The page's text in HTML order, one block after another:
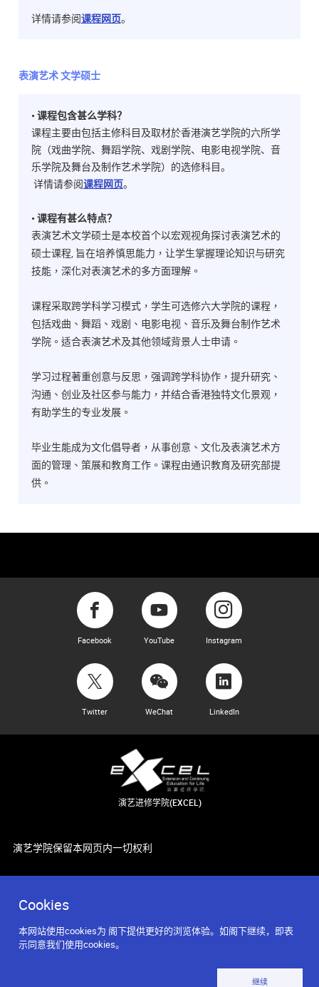
Cookies
本网站使用cookies为 阁下提供更好的浏览体验。如阁下继续，即表
示同意我们使用cookies。
继续
详情请参阅课程网页。
表演艺术 文学硕士
• 课程包含甚么学科？
课程主要由包括主修科目及取材於香港演艺学院的六所学
院（戏曲学院、舞蹈学院、戏剧学院、电影电视学院、音
乐学院及舞台及制作艺术学院）的选修科目。
详情请参阅课程网页。
• 课程有甚么特点？
表演艺术文学硕士是本校首个以宏观视角探讨表演艺术的
硕士课程, 旨在培养慎思能力，让学生掌握理论知识与研究
技能，深化对表演艺术的多方面理解。
课程采取跨学科学习模式，学生可选修六大学院的课程，
包括戏曲、舞蹈、戏剧、电影电视、音乐及舞台制作艺术
学院。适合表演艺术及其他领域背景人士申请。
学习过程著重创意与反思，强调跨学科协作，提升研究、
沟通、创业及社区参与能力，并结合香港独特文化景观，
有助学生的专业发展。
毕业生能成为文化倡导者，从事创意、文化及表演艺术方
面的管理、策展和教育工作。课程由通识教育及研究部提
供。
Facebook YouTube Instagram
Twitter WeChat LinkedIn
演艺进修学院(EXCEL)
演艺学院保留本网页内一切权利